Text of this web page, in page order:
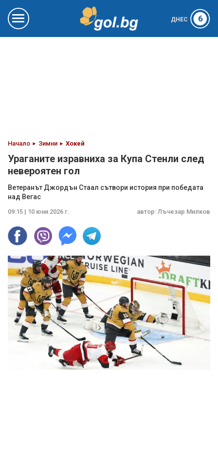
ДНЕС 6
Начало Зимни Хокей
Ураганите изравниха за Купа Стенли след
невероятен гол
Ветеранът Джордън Стаал сътвори история при победата
над Вегас
09:15 | 10 юни 2026 г. автор: Лъчезар Милков